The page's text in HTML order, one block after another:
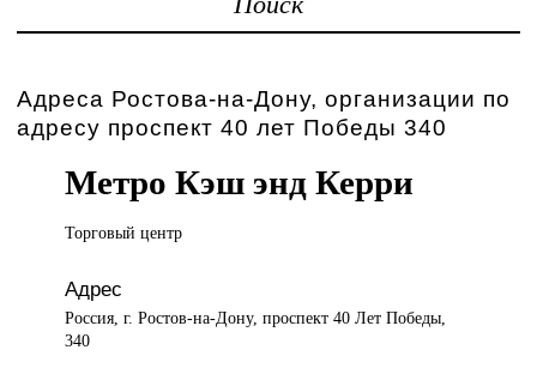
Адреса Ростова-на-Дону, организации по
адресу проспект 40 лет Победы 340
Метро Кэш энд Керри
Торговый центр
Адрес
Россия, г. Ростов-на-Дону, проспект 40 Лет Победы,
340